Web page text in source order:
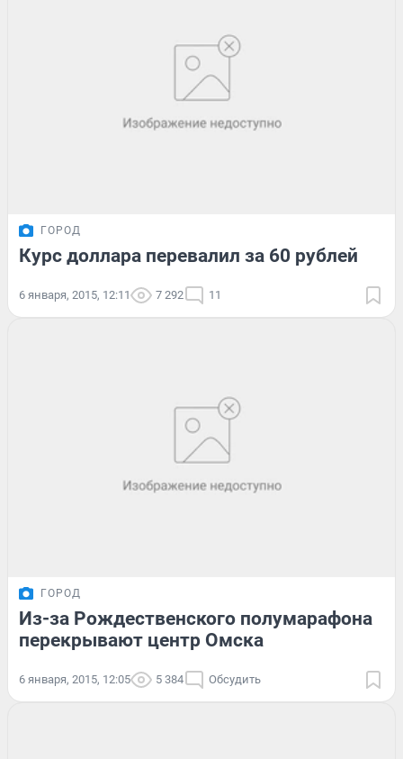
ГОРОД
Курс доллара перевалил за 60 рублей
6 января, 2015, 12:11 7 292 11
ГОРОД
Из-за Рождественского полумарафона
перекрывают центр Омска
6 января, 2015, 12:05 5 384 Обсудить